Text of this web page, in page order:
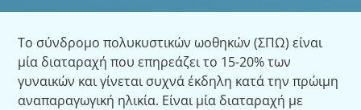
Το σύνδρομο πολυκυστικών ωοθηκών (ΣΠΩ) είναι
μία διαταραχή που επηρεάζει το 15-20% των
γυναικών και γίνεται συχνά έκδηλη κατά την πρώιμη
αναπαραγωγική ηλικία. Είναι μία διαταραχή με